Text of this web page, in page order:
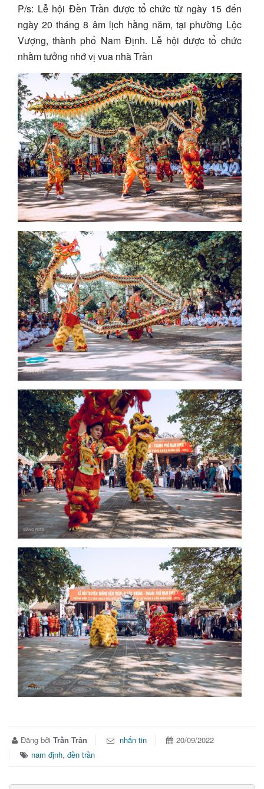
P/s: Lễ hội Đền Trần được tổ chức từ ngày 15 đến
ngày 20 tháng 8 âm lịch hằng năm, tại phường Lộc
Vượng, thành phố Nam Định. Lễ hội được tổ chức
nhằm tưởng nhớ vị vua nhà Trần
Đăng bởi Trần Trân nhắn tin
20/09/2022
nam định, đền trần